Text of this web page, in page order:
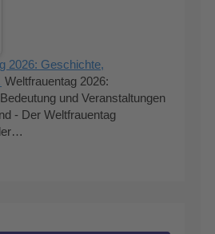
2026: Geschichte,
Weltfrauentag 2026:
und Veranstaltungen
- Der Weltfrauentag